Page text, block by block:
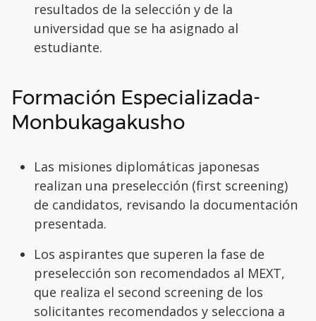
resultados de la selección y de la
universidad que se ha asignado al
estudiante.
Formación Especializada-
Monbukagakusho
Las misiones diplomáticas japonesas
realizan una preselección (first screening)
de candidatos, revisando la documentación
presentada.
Los aspirantes que superen la fase de
preselección son recomendados al MEXT,
que realiza el second screening de los
solicitantes recomendados y selecciona a